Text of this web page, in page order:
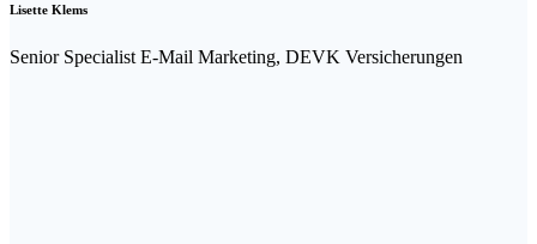
Lisette Klems
Senior Specialist E-Mail Marketing, DEVK Versicherungen